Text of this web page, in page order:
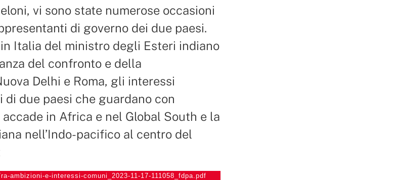
vi sono state numerose occasioni
di governo dei due paesi.
Italia del ministro degli Esteri indiano
del confronto e della
Delhi e Roma, gli interessi
di due paesi che guardano con
in Africa e nel Global South e la
nell’Indo-pacifico al centro del
ambizioni-e-interessi-comuni_2023-11-17-111058_fdpa.pdf